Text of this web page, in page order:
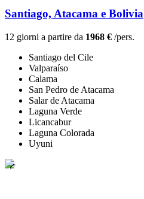
Santiago, Atacama e Bolivia
12 giorni a partire da 1968 € /pers.
Santiago del Cile
Valparaíso
Calama
San Pedro de Atacama
Salar de Atacama
Laguna Verde
Licancabur
Laguna Colorada
Uyuni